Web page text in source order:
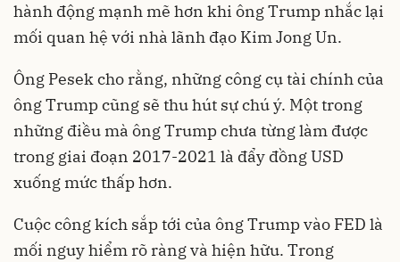
hành động mạnh mẽ hơn khi ông Trump nhắc lại
mối quan hệ với nhà lãnh đạo Kim Jong Un.
Ông Pesek cho rằng, những công cụ tài chính của
ông Trump cũng sẽ thu hút sự chú ý. Một trong
những điều mà ông Trump chưa từng làm được
trong giai đoạn 2017-2021 là đẩy đồng USD
xuống mức thấp hơn.
Cuộc công kích sắp tới của ông Trump vào FED là
mối nguy hiểm rõ ràng và hiện hữu. Trong